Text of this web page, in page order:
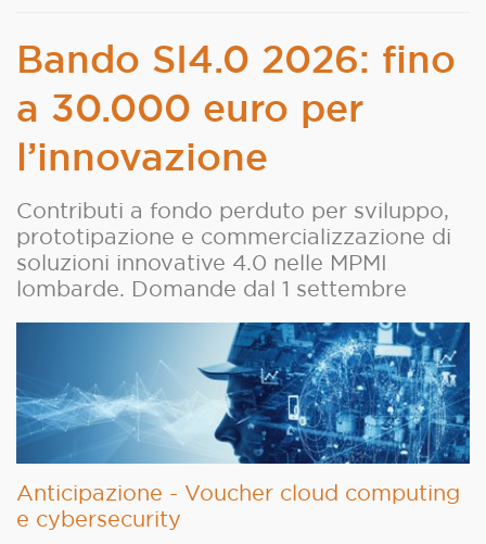
Bando SI4.0 2026: fino
a 30.000 euro per
l’innovazione
Contributi a fondo perduto per sviluppo,
prototipazione e commercializzazione di
soluzioni innovative 4.0 nelle MPMI
lombarde. Domande dal 1 settembre
Anticipazione - Voucher cloud computing
e cybersecurity